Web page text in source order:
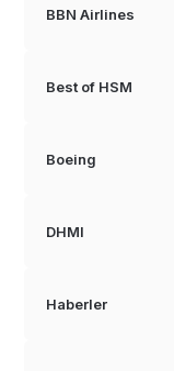
BBN Airlines
Best of HSM
Boeing
DHMI
Haberler